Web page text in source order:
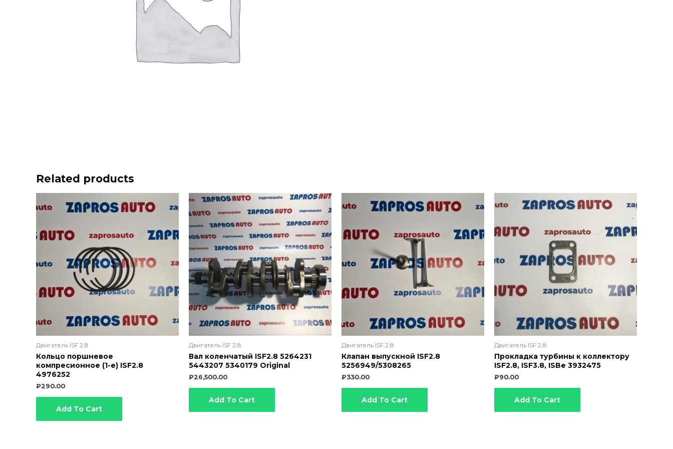
Related products
Двигатель ISF 2.8
Кольцо поршневое
компресионное (1-е) ISF2.8
4976252
₽290.00
Add To Cart
Двигатель ISF 2.8
Вал коленчатый ISF2.8 5264231
5443207 5340179 Original
₽26,500.00
Add To Cart
Двигатель ISF 2.8
Клапан выпускной ISF2.8
5256949/5308265
₽330.00
Add To Cart
Двигатель ISF 2.8
Прокладка турбины к коллектору
ISF2.8, ISF3.8, ISBe 3932475
₽90.00
Add To Cart